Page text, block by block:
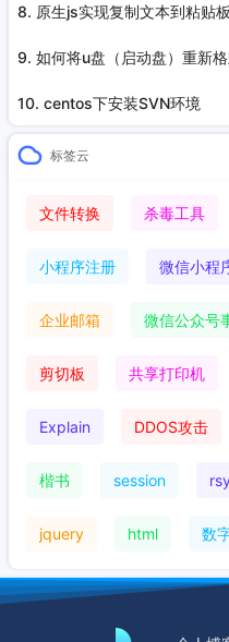
8. 原生js实现复制文本到粘贴板
9. 如何将u盘（启动盘）重新
10. centos下安装SVN环境
标签云
文件转换 杀毒工具
小程序注册 微信小程
企业邮箱 微信公众号
剪切板 共享打印机
Explain DDOS攻击
楷书 session
jquery html 数